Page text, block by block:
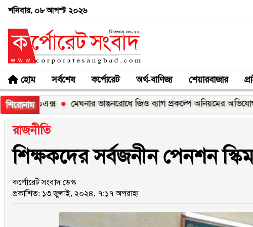
শনিবার, ০৮ আগস্ট ২০২৬
হোম সর্বশেষ কর্পোরেট অর্থ-বাণিজ্য শেয়ারবাজার
শিরোনাম মেঘনার ভাঙনরোধে জিও ব্যাগ প্রকল্পে অনিয়মের অভিযোগ,
রাজনীতি
শিক্ষকদের সর্বজনীন পেনশন
কর্পোরেট সংবাদ ডেস্ক
প্রকাশিত: ১৩ জুলাই, ২০২৪, ৭:১৭ অপরাহ্ন